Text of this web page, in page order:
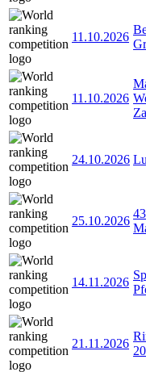
11.10.2026
11.10.2026
24.10.2026
25.10.2026
14.11.2026
21.11.2026